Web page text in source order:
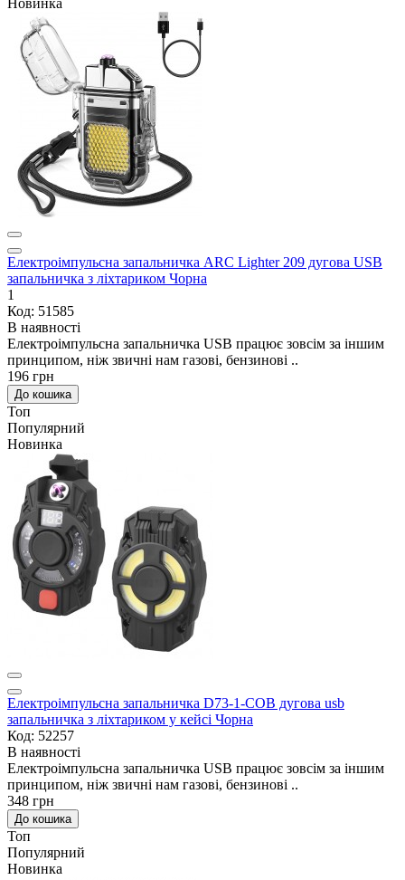
Електроімпульсна запальничка ARC Lighter 209 дугова USB
запальничка з ліхтариком Чорна
1
Код: 51585
В наявності
Електроімпульсна запальничка USB працює зовсім за іншим
принципом, ніж звичні нам газові, бензинові ..
196 грн
До кошика
Топ
Популярний
Новинка
Електроімпульсна запальничка D73-1-COB дугова usb
запальничка з ліхтариком у кейсі Чорна
Код: 52257
В наявності
Електроімпульсна запальничка USB працює зовсім за іншим
принципом, ніж звичні нам газові, бензинові ..
348 грн
До кошика
Топ
Популярний
Новинка